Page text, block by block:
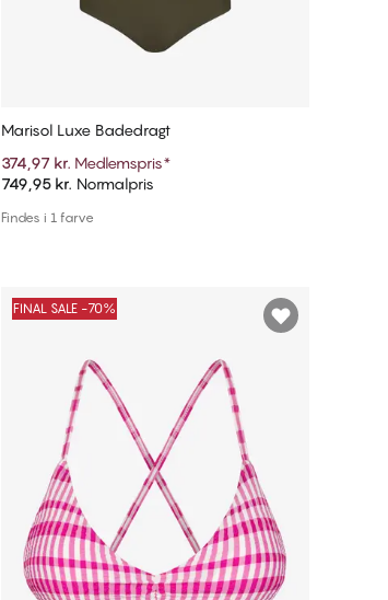
Tilføj til kurv
Marisol Luxe Badedragt
374,97 kr. Medlemspris*
749,95 kr. Normalpris
Findes i 1 farve
FINAL SALE -70%